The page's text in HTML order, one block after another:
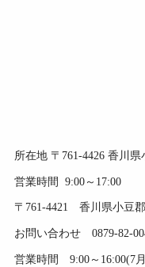
所在地 〒761-4426 香川
営業時間 9:00～17:00
〒761-4421 香川県小豆
お問い合わせ 0879-82-
営業時間 9:00～16:00(7